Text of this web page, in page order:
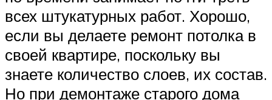
всех штукатурных работ. Хорошо,
если вы делаете ремонт потолка в
своей квартире, поскольку вы
знаете количество слоев, их состав.
Но при демонтаже старого дома